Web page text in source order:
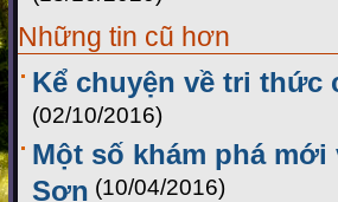
Những tin cũ hơn
Kể chuyện về tri thức
(02/10/2016)
Một số khám phá
Sơn (10/04/2016)